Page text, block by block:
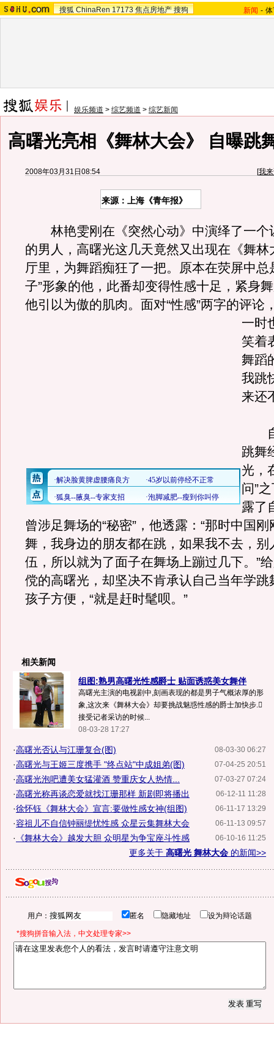
搜狐 ChinaRen 17173 焦点房地产 搜狗 新闻 -
娱乐频道 > 综艺频道 > 综艺新闻
高曙光亮相《舞林大会》 自曝跳
2008年03月31日08:54 [我
来源：上海《青年报》
林艳雯刚在《突然心动》中演绎了一个
的男人，高曙光这几天竟然又出现在《舞林
厅里，为舞蹈痴狂了一把。原本在荧屏中总
子”形象的他，此番却变得性感十足，紧身
他引以为傲的肌肉。 面对“性感”两字的评论
一时
笑着
舞蹈
我跳
来还
自
跳舞
光，
问”
露了
曾涉足舞场的“秘密”，他透露：“那时中国
舞，我身边的朋友都在跳，如果我不去，别
伍，所以就为了面子在舞场上蹦过几下。”
傥的高曙光，却坚决不肯承认自己当年学跳
孩子方便，“就是赶时髦呗。”
相关新闻
组图:熟男高曙光性感爵士 贴面诱惑美女舞伴
高曙光主演的电视剧中,刻画表现的都是男子气概浓厚的形
象,这次来《舞林大会》却要挑战魅惑性感的爵士加快步.
接受记者采访的时候...
08-03-28 17:27
08-03-30 06:27
·高曙光否认与江珊复合(图)
07-04-25 20:51
·高曙光与王姬三度携手 "终点站"中成姐弟(图)
07-03-27 07:24
·高曙光泡吧遭美女猛灌酒 赞重庆女人热情...
06-12-11 11:28
·高曙光称再谈恋爱就找江珊那样 新剧即将播出
06-11-17 13:29
·徐怀钰《舞林大会》宣言:要做性感女神(组图)
06-11-13 09:57
·容祖儿不自信钟丽缇忧性感 众星云集舞林大会
06-10-16 11:25
·
《舞林大会》越发大胆 众明星为争宝座斗性感
更多关于 高曙光 舞林大会 的新闻>>
用户： 匿名 隐藏地址 设为辩论话题
*搜狗拼音输入法，中文处理专家>>